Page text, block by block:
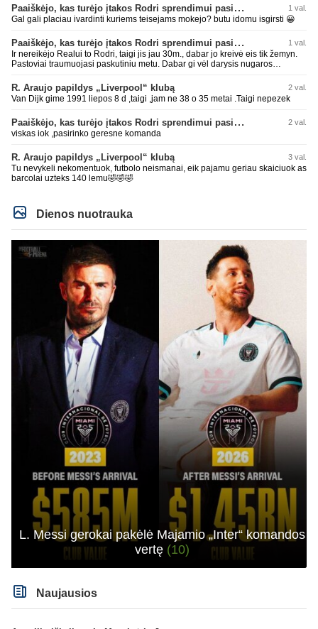
Paaiškėjo, kas turėjo įtakos Rodri sprendimui pasirinkti Barselonos pusę 1 val.
Gal gali placiau ivardinti kuriems teisejams mokejo? butu idomu isgirsti 😀
Paaiškėjo, kas turėjo įtakos Rodri sprendimui pasirinkti Barselonos pusę 1 val.
Ir nereikėjo Realui to Rodri, taigi jis jau 30m., dabar jo kreivė eis tik žemyn.
Pastoviai traumuojasi paskutiniu metu. Dabar gi vėl darysis nugaros
Real turi ir geresnių opcijų, Mauras viską sustatys į vietas. Jeigu jis iš tikro
būtų buvęs reikalingas, Perezas būtų ir pasiėmęs seniai. Beja ir ManCity, ne
šiaip sau paleidžia jį. Sėkmės jam Barcoje, galės su savo korešais iš
R. Araujo papildys „Liverpool“ klubą 2 val.
Van Dijk gime 1991 liepos 8 d ,taigi ,jam ne 38 o 35 metai .Taigi nepezek
Paaiškėjo, kas turėjo įtakos Rodri sprendimui pasirinkti Barselonos pusę 2 val.
viskas iok ,pasirinko geresne komanda
R. Araujo papildys „Liverpool“ klubą 3 val.
Tu nevykeli nekomentuok, futbolo neismanai, eik pajamu geriau skaiciuok as
barcolai uzteks 140 lemu🤣🤣🤣
Dienos nuotrauka
L. Messi gerokai pakėlė Majamio „Inter“ komandos
vertę (10)
Naujausios